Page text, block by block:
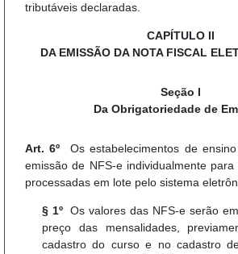
tributáveis declaradas.
CAPÍTULO II
DA EMISSÃO DA NOTA FISCAL
Seção I
Da Obrigatoriedade de
Art. 6º Os estabelecimentos de
emissão de NFS-e individualmente
processadas em lote pelo sistema
§ 1ºOs valores das NFS-e serão
preço das mensalidades,
cadastro do curso e no cadastro